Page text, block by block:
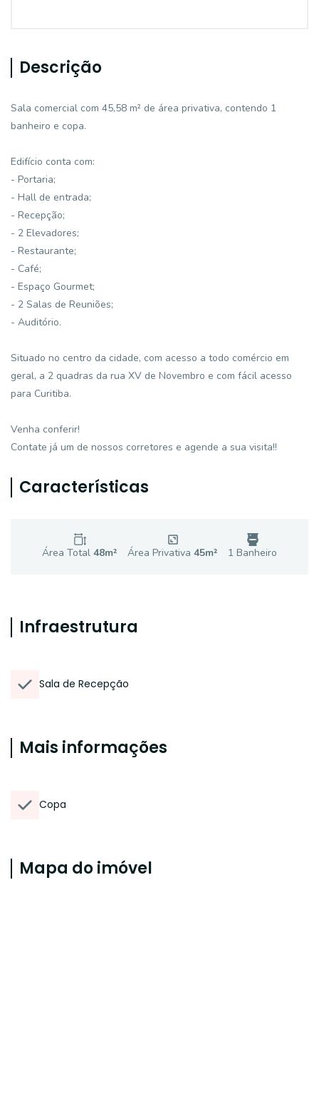
Descrição
Sala comercial com 45,58 m² de área privativa, contendo 1
banheiro e copa.
Edifício conta com:
- Portaria;
- Hall de entrada;
- Recepção;
- 2 Elevadores;
- Restaurante;
- Café;
- Espaço Gourmet;
- 2 Salas de Reuniões;
- Auditório.
Situado no centro da cidade, com acesso a todo comércio em
geral, a 2 quadras da rua XV de Novembro e com fácil acesso
para Curitiba.
Venha conferir!
Contate já um de nossos corretores e agende a sua visita!!
Características
Área Total 48m² Área Privativa 45m² 1 Banheiro
Infraestrutura
Sala de Recepção
Mais informações
Copa
Mapa do imóvel